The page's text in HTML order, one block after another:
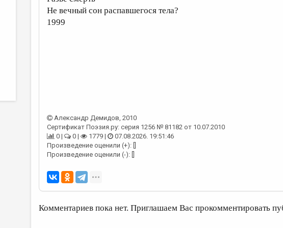
Не вечный сон распавшегося тела?
1999
Александр Демидов, 2010
Сертификат Поэзия.ру: серия 1256 № 81182 от 10.07.2010
0 |
0 | 1779 |
07.08.2026. 19:51:46
Произведение оценили (+): []
Произведение оценили (-): []
Комментариев пока нет. Приглашаем Вас прокомментировать